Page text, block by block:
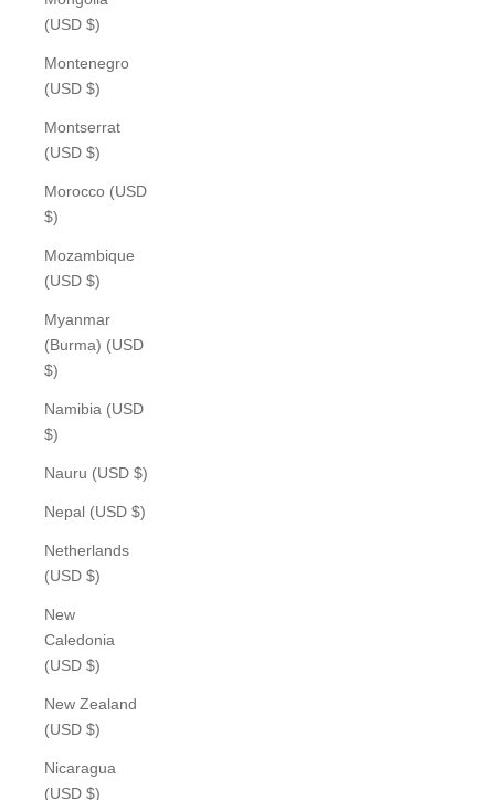
(USD $)
Montenegro
(USD $)
Montserrat
(USD $)
Morocco (USD
$)
Mozambique
(USD $)
Myanmar
(Burma) (USD
$)
Namibia (USD
$)
Nauru (USD $)
Nepal (USD $)
Netherlands
(USD $)
New
Caledonia
(USD $)
New Zealand
(USD $)
Nicaragua
(USD $)